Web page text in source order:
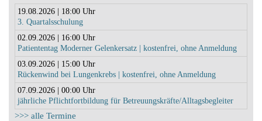
19.08.2026 | 18:00 Uhr
3. Quartalsschulung
02.09.2026 | 16:00 Uhr
Patiententag Moderner Gelenkersatz | kostenfrei, ohne Anmeldung
03.09.2026 | 15:00 Uhr
Rückenwind bei Lungenkrebs | kostenfrei, ohne Anmeldung
07.09.2026 | 00:00 Uhr
jährliche Pflichtfortbildung für Betreuungskräfte/Alltagsbegleiter
>>> alle Termine